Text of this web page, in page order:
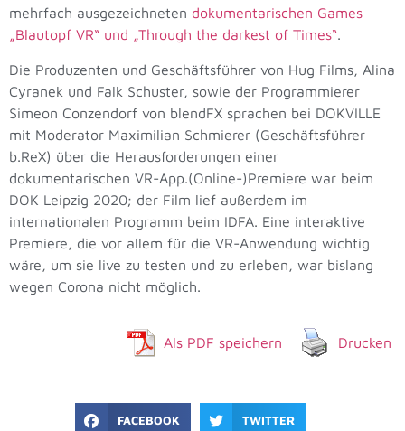
mehrfach ausgezeichneten dokumentarischen Games
„Blautopf VR“ und „Through the darkest of Times“.
Die Produzenten und Geschäftsführer von Hug Films, Alina
Cyranek und Falk Schuster, sowie der Programmierer
Simeon Conzendorf von blendFX sprachen bei DOKVILLE
mit Moderator Maximilian Schmierer (Geschäftsführer
b.ReX) über die Herausforderungen einer
dokumentarischen VR-App.(Online-)Premiere war beim
DOK Leipzig 2020; der Film lief außerdem im
internationalen Programm beim IDFA. Eine interaktive
Premiere, die vor allem für die VR-Anwendung wichtig
wäre, um sie live zu testen und zu erleben, war bislang
wegen Corona nicht möglich.
Als PDF speichern Drucken
FACEBOOK TWITTER